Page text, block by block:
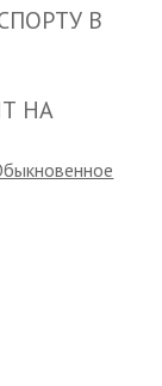
В
НА